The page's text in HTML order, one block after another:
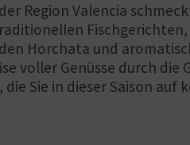
Region Valencia
Horchata und
voller Genüsse durch die
Sie in dieser Saison auf